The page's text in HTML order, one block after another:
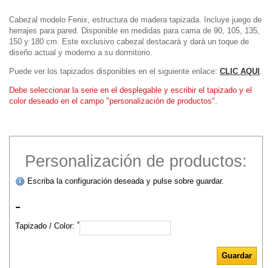
Cabezal modelo Fenix, estructura de madera tapizada. Incluye juego de
herrajes para pared. Disponible en medidas para cama de 90, 105, 135,
150 y 180 cm. Este exclusivo cabezal destacará y dará un toque de
diseño actual y moderno a su dormitorio.
Puede ver los tapizados disponibles en el siguiente enlace: CLIC AQUI .
Debe seleccionar la serie en el desplegable y escribir el tapizado y el
color deseado en el campo "personalización de productos".
Personalización de productos:
Escriba la configuración deseada y pulse sobre guardar.
-
Tapizado / Color:*